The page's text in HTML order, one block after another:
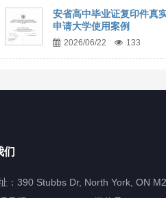
安省高中毕业证复印件真
申请大学使用案例
2026/06/22 133
们
：390 Stubbs Dr, North York, ON